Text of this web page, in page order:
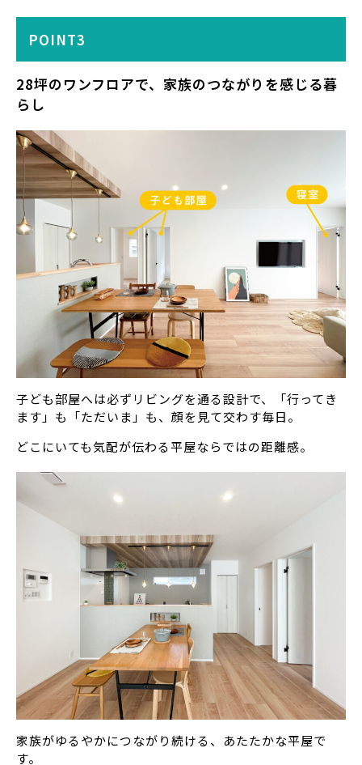
POINT3
28坪のワンフロアで、家族のつながりを感じる暮
らし
子ども部屋へは必ずリビングを通る設計で、「行ってき
ます」も「ただいま」も、顔を見て交わす毎日。
どこにいても気配が伝わる平屋ならではの距離感。
家族がゆるやかにつながり続ける、あたたかな平屋で
す。